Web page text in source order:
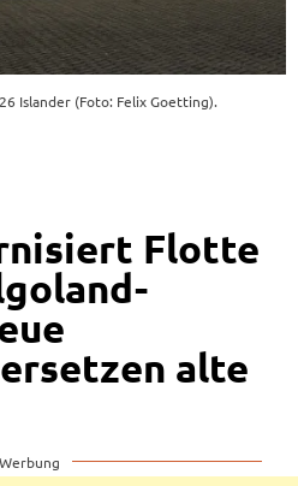
Islander (Foto: Felix Goetting).
Flotte
alte
Werbung